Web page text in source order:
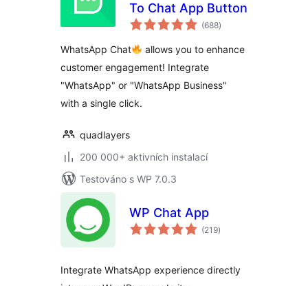
To Chat App Button
(688celkové
hodnocení
)
WhatsApp Chat
allows you to enhance
customer engagement! Integrate
"WhatsApp" or "WhatsApp Business"
with a single click.
quadlayers
200 000+ aktivních instalací
Testováno s WP 7.0.3
WP Chat App
(219celkové
hodnocení
)
Integrate WhatsApp experience directly